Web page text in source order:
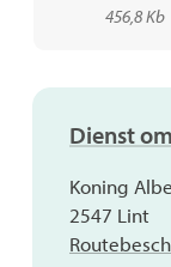
456,8 Kb
Dienst
Adres
Koning
,2547 Lint